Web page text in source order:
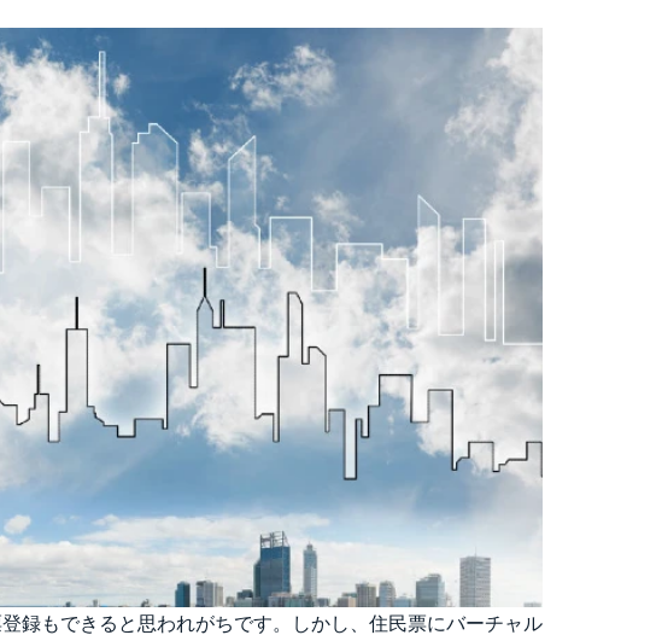
録もできると思われがちです。しかし、住民票にバーチャル